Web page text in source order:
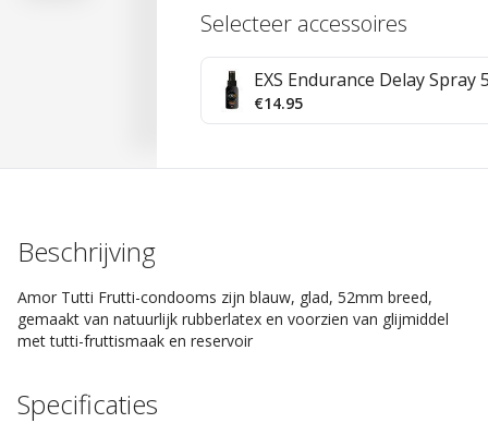
Selecteer accessoires
EXS Endurance Delay Spray
€14.95
Beschrijving
Amor Tutti Frutti-condooms zijn blauw, glad, 52mm breed,
gemaakt van natuurlijk rubberlatex en voorzien van glijmiddel
met tutti-fruttismaak en reservoir
Specificaties